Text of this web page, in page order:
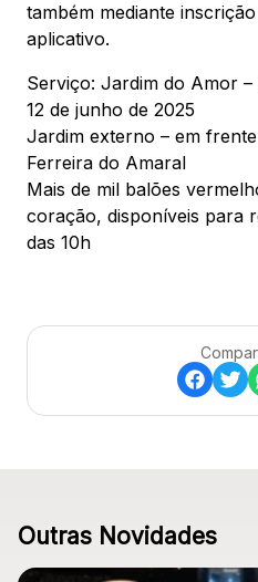
também mediante
aplicativo.
Serviço: Jardim do Amor
12 de junho de 2025
Jardim externo – em
Ferreira do Amaral
Mais de mil balões
coração, disponíveis para
das 10h
Outras Novidades